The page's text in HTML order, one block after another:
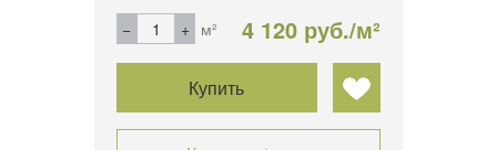
м²
4 120 руб./м²
Купить